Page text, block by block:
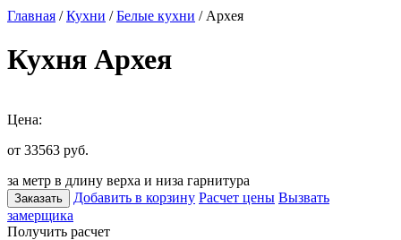
Главная /Кухни /Белые кухни / Архея
Кухня Архея
Цена:
от 33563 руб.
за метр в длину верха и низа гарнитура
Заказать Добавить в корзину Расчет цены Вызвать
замерщика
Получить расчет